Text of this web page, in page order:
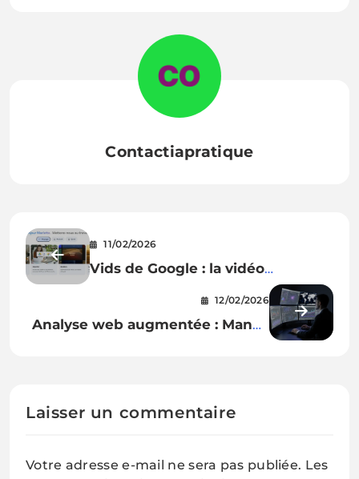
Contactiapratique
11/02/2026
Vids de Google : la vidéo
d’entreprise pilotée par l’IA passe
à la vitesse supérieure
12/02/2026
Analyse web augmentée : Manus
Laisser un commentaire
Votre adresse e-mail ne sera pas publiée. Les